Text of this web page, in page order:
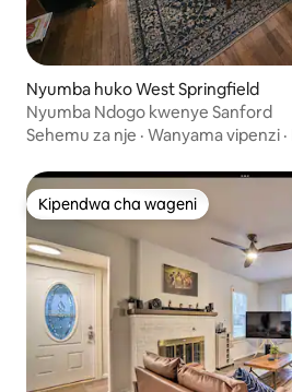
Nyumba huko West Springfield
Nyumba Ndogo kwenye Sanford
Sehemu za nje · Wanyama vipenzi ·
Kipendwa cha wageni
Kipendwa cha wageni